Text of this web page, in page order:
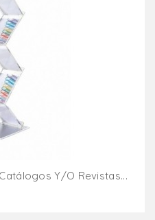
Y/o Revistas...